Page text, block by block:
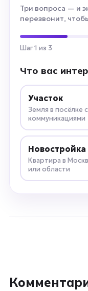
Три вопроса — и
перезвонит,
Шаг 1 из 3
Что вас
Участок
Земля в посёлке с
коммуникациями
Новостройка
Квартира в
или области